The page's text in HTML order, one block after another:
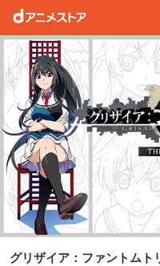
グリザイア：ファントムト